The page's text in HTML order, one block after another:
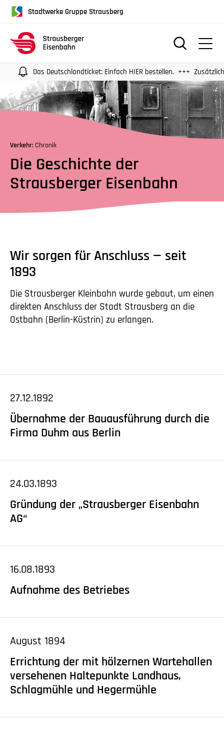
Screenreader
Navigation
Tabulatorentaste:
Überspringen
der
Stadtwerke Gruppe Strausberg
Das Deutschlandticket: Einfach HIER bestellen. Zusätzliche
Verkehr: Chronik
Die Geschichte der
Strausberger Eisenbahn
Wir sorgen für Anschluss — seit
1893
Die Strausberger Kleinbahn wurde gebaut, um einen
direkten Anschluss der Stadt Strausberg an die
Ostbahn (Berlin-Küstrin) zu erlangen.
27.12.1892
Übernahme der Bauausführung durch die
Firma Duhm aus Berlin
24.03.1893
Gründung der „Strausberger Eisenbahn
AG“
16.08.1893
Aufnahme des Betriebes
August 1894
Errichtung der mit hölzernen Wartehallen
versehenen Haltepunkte Landhaus,
Schlagmühle und Hegermühle